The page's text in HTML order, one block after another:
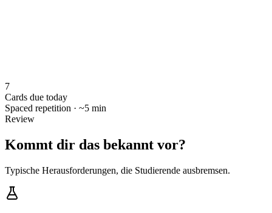
7
Cards due today
Spaced repetition · ~5 min
Review
Kommt dir das bekannt vor?
Typische Herausforderungen, die Studierende ausbremsen.